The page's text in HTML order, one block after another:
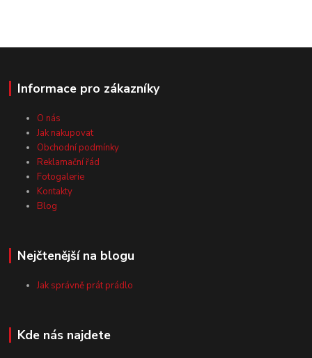
Informace pro zákazníky
O nás
Jak nakupovat
Obchodní podmínky
Reklamační řád
Fotogalerie
Kontakty
Blog
Nejčtenější na blogu
Jak správně prát prádlo
Kde nás najdete